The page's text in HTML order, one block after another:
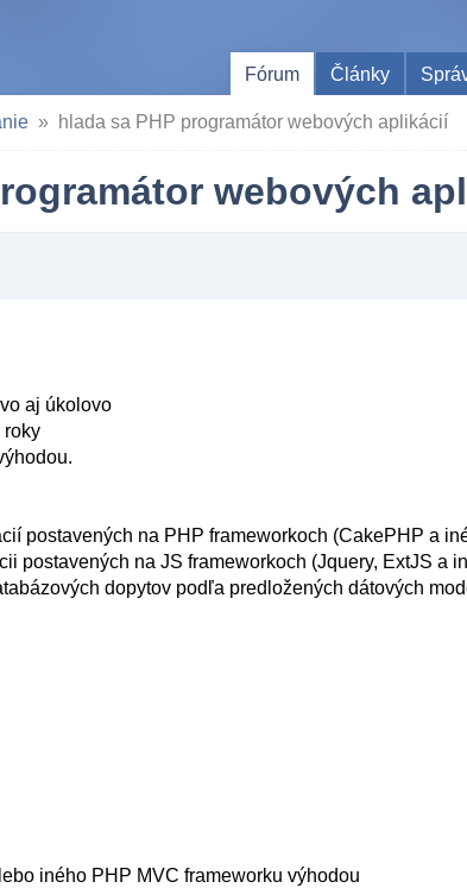
Fórum
Články
hlada sa PHP programátor webových aplikácií
webových
aj úkolovo
roky
postavených na PHP frameworkoch (CakePHP a
postavených na JS frameworkoch (Jquery, ExtJS a
dopytov podľa predložených dátových
iného PHP MVC frameworku výhodou